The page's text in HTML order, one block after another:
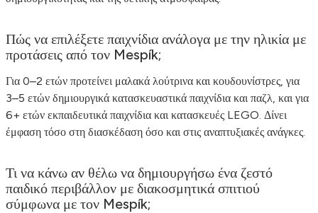
Πώς να επιλέξετε παιχνίδια ανάλογα με την ηλικία με
προτάσεις από τον Mespík;
Για 0–2 ετών προτείνει μαλακά λούτρινα και κουδουνίστρες, για
3–5 ετών δημιουργικά κατασκευαστικά παιχνίδια και παζλ, και για
6+ ετών εκπαιδευτικά παιχνίδια και κατασκευές LEGO. Δίνει
έμφαση τόσο στη διασκέδαση όσο και στις αναπτυξιακές ανάγκες.
Τι να κάνω αν θέλω να δημιουργήσω ένα ζεστό
παιδικό περιβάλλον με διακοσμητικά σπιτιού
σύμφωνα με τον Mespík;